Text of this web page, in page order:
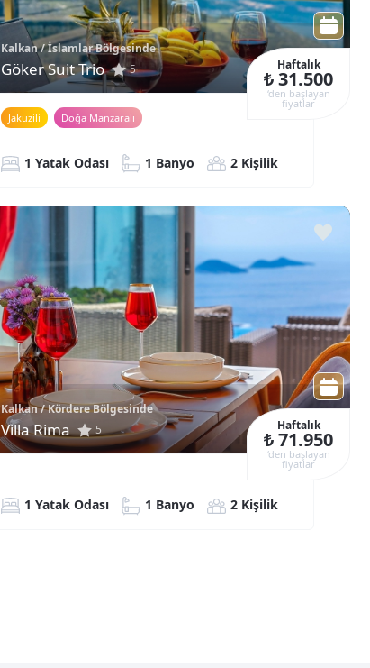
Kalkan / İslamlar Bölgesinde
Göker Suit Trio 5 Haftalık
₺ 31.500
‘den başlayan
fiyatlar
Jakuzili
Doğa Manzaralı
1 Yatak Odası 1 Banyo 2 Kişilik
Kalkan / Kördere Bölgesinde
Villa Rima 5 Haftalık
₺ 71.950
‘den başlayan
fiyatlar
1 Yatak Odası 1 Banyo 2 Kişilik